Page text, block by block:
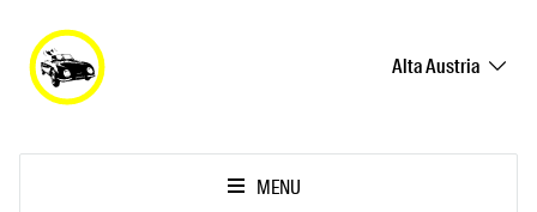
Alta Austria
MENU